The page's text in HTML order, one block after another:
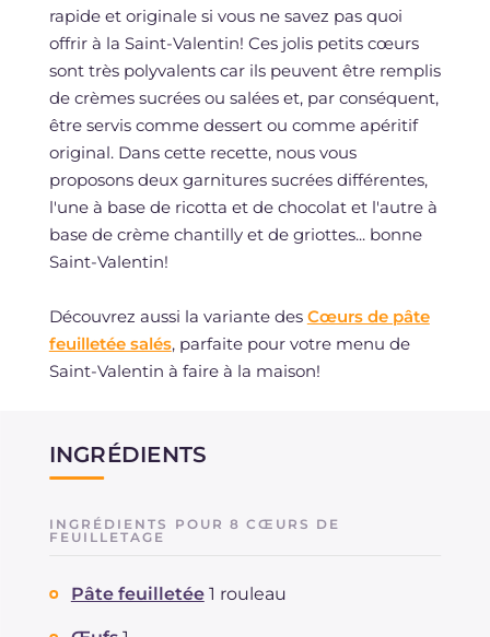
rapide et originale si vous ne savez pas quoi
offrir à la Saint-Valentin! Ces jolis petits cœurs
sont très polyvalents car ils peuvent être remplis
de crèmes sucrées ou salées et, par conséquent,
être servis comme dessert ou comme apéritif
original. Dans cette recette, nous vous
proposons deux garnitures sucrées différentes,
l'une à base de ricotta et de chocolat et l'autre à
base de crème chantilly et de griottes... bonne
Saint-Valentin!
Découvrez aussi la variante des Cœurs de pâte
feuilletée salés, parfaite pour votre menu de
Saint-Valentin à faire à la maison!
INGRÉDIENTS
INGRÉDIENTS POUR 8 CŒURS DE
FEUILLETAGE
Pâte feuilletée 1 rouleau